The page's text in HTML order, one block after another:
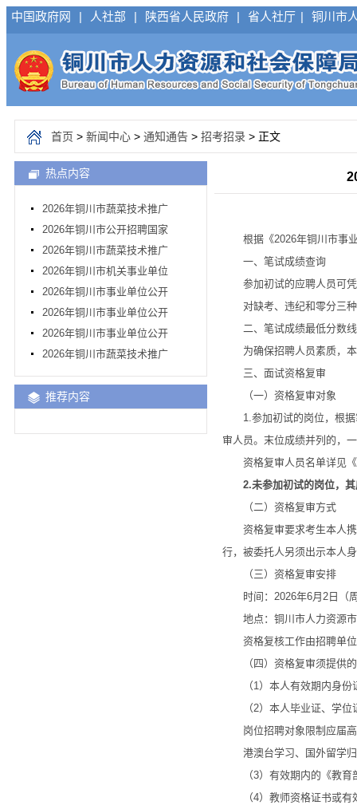
中国政府网 | 人社部 | 陕西省人民政府 | 省人社厅 | 铜川市
首页 > 新闻中心 > 通知通告 > 招考招录 > 正文
热点内容
2026年铜川市蔬菜技术推广
2026年铜川市公开招聘国家
2026年铜川市蔬菜技术推广
2026年铜川市机关事业单位
2026年铜川市事业单位公开
2026年铜川市事业单位公开
2026年铜川市事业单位公开
2026年铜川市蔬菜技术推广
推荐内容
根据《2026年铜川市事业
一、笔试成绩查询
参加初试的应聘人员可凭
对缺考、违纪和零分三种
二、笔试成绩最低分数线
为确保招聘人员素质，本
三、面试资格复审
（一）资格复审对象
1.参加初试的岗位，根据
审人员。末位成绩并列的，
资格复审人员名单详见《
2.未参加初试的岗位，
（二）资格复审方式
资格复审要求考生本人携
行，被委托人另须出示本人
（三）资格复审安排
时间：2026年6月2日（周
地点：铜川市人力资源市
资格复核工作由招聘单位
（四）资格复审须提供的
（1）本人有效期内身份
（2）本人毕业证、学位证
岗位招聘对象限制应届高
港澳台学习、国外留学归
（3）有效期内的《教育部
（4）教师资格证书或有效